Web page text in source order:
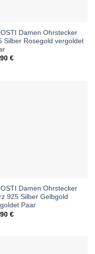
Damen Ohrstecker
Silber Rosegold vergoldet
€
Damen Ohrstecker
925 Silber Gelbgold
Paar
€